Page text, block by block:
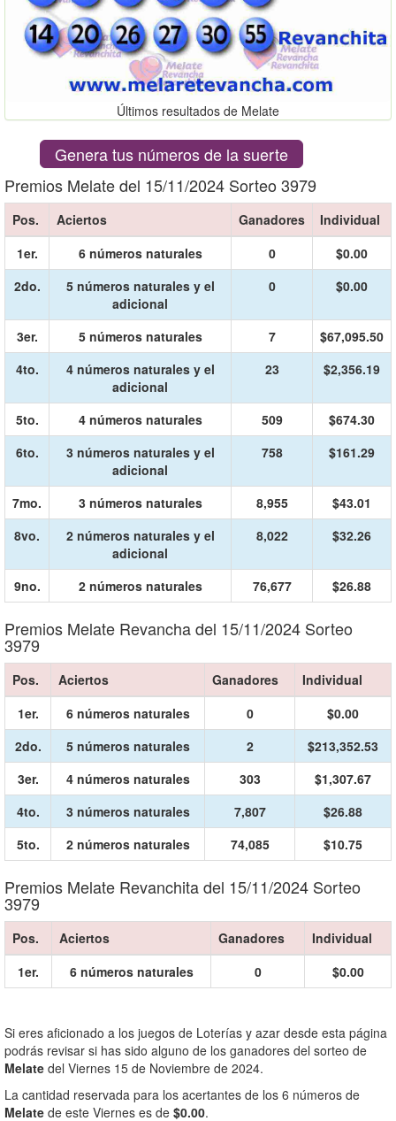
Últimos resultados de Melate
Genera tus números de la suerte
Premios Melate del 15/11/2024 Sorteo 3979
Pos. Aciertos Ganadores
Individual
1er.
6 números naturales 0
$0.00
2do.
5 números naturales y el
adicional
0 $0.00
3er. 5 números naturales 7
$67,095.50
4to.
4 números naturales y el
adicional
23 $2,356.19
5to. 4 números naturales 509
$674.30
6to.
3 números naturales y el
adicional
758 $161.29
7mo. 3 números naturales 8,955
$43.01
8vo.
2 números naturales y el
adicional
8,022 $32.26
9no. 2 números naturales 76,677 $26.88
Premios Melate Revancha del 15/11/2024 Sorteo
3979
Pos. Aciertos Ganadores
Individual
1er.
6 números naturales 0
$0.00
2do.
5 números naturales 2
$213,352.53
3er.
4 números naturales 303
$1,307.67
4to.
3 números naturales 7,807
$26.88
5to.
2 números naturales 74,085 $10.75
Premios Melate Revanchita del 15/11/2024 Sorteo
3979
Pos. Aciertos Ganadores
Individual
1er.
6 números naturales 0 $0.00
Si eres aficionado a los juegos de Loterías y azar desde esta página
podrás revisar si has sido alguno de los ganadores del sorteo de
Melate del Viernes 15 de Noviembre de 2024.
La cantidad reservada para los acertantes de los 6 números de
Melate de este Viernes es de $0.00.